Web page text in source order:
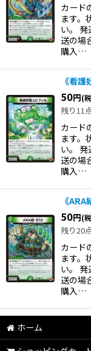
カード
ます。
い。
送の場
購入…
《看
50円(
残り11
カード
ます。
い。
送の場
購入…
《
50円(
残り20
カード
ます。
い。
送の場
購入…
ホーム